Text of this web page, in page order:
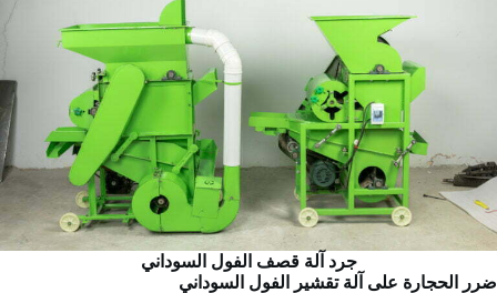
جرد آلة قصف الفول السوداني
ضرر الحجارة على آلة تقشير الفول السوداني